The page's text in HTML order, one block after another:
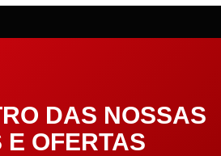
DAS NOSSAS
E OFERTAS